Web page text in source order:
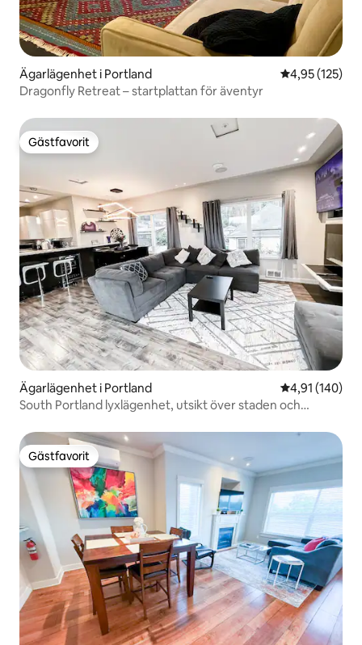
Ägarlägenhet i Portland 4,95 av 5 i
4,95 (125)
Dragonfly Retreat – startplattan för äventyr
Gästfavorit
Gästfavorit
Ägarlägenhet i Portland 4,91 av 5 i
4,91 (140)
South Portland lyxlägenhet, utsikt över staden och
Gästfavorit
Gästfavorit